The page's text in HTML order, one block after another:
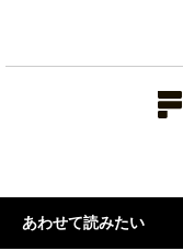
あわせて読みたい